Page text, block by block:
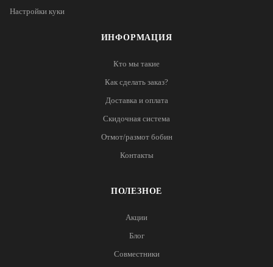
ИНФОРМАЦИЯ
Кто мы такие
Как сделать заказ?
Доставка и оплата
Скидочная система
Отмот/размот бобин
Контакты
ПОЛЕЗНОЕ
Акции
Блог
Совместники
Настройки куки